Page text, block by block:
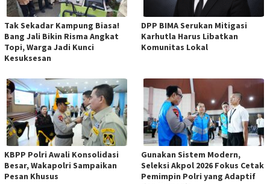
Tak Sekadar Kampung Biasa!
Bang Jali Bikin Risma Angkat
Topi, Warga Jadi Kunci
Kesuksesan
DPP BIMA Serukan Mitigasi
Karhutla Harus Libatkan
Komunitas Lokal
KBPP Polri Awali Konsolidasi
Besar, Wakapolri Sampaikan
Pesan Khusus
Gunakan Sistem Modern,
Seleksi Akpol 2026 Fokus Cetak
Pemimpin Polri yang Adaptif